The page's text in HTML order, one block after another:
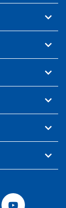
Youtube